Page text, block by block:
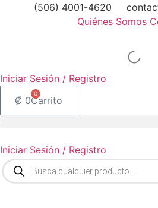
(506) 4001-4620
Quiénes Somos
Iniciar Sesión / Registro
₡ 0
0
Carrito
Iniciar Sesión / Registro
Búsqueda
de
productos